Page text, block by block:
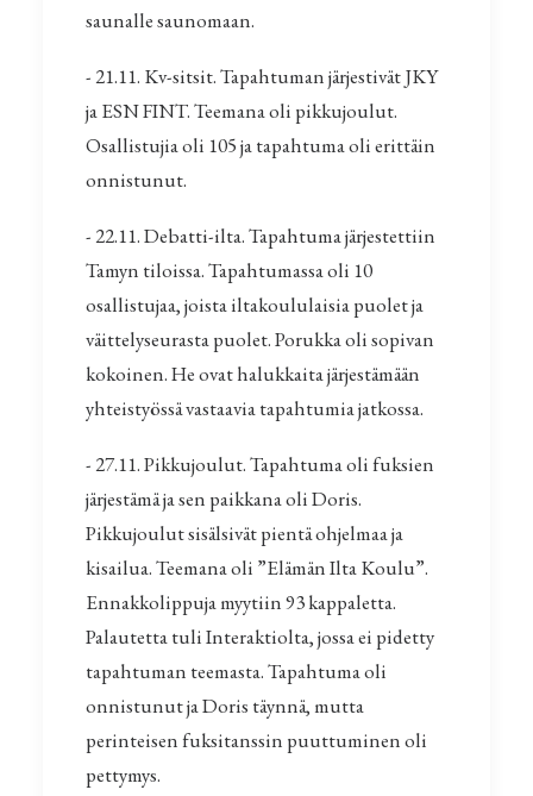
saunalle saunomaan.
- 21.11. Kv-sitsit. Tapahtuman järjestivät JKY
ja ESN FINT. Teemana oli pikkujoulut.
Osallistujia oli 105 ja tapahtuma oli erittäin
onnistunut.
- 22.11. Debatti-ilta. Tapahtuma järjestettiin
Tamyn tiloissa. Tapahtumassa oli 10
osallistujaa, joista iltakoululaisia puolet ja
väittelyseurasta puolet. Porukka oli sopivan
kokoinen. He ovat halukkaita järjestämään
yhteistyössä vastaavia tapahtumia jatkossa.
- 27.11. Pikkujoulut. Tapahtuma oli fuksien
järjestämä ja sen paikkana oli Doris.
Pikkujoulut sisälsivät pientä ohjelmaa ja
kisailua. Teemana oli ”Elämän Ilta Koulu”.
Ennakkolippuja myytiin 93 kappaletta.
Palautetta tuli Interaktiolta, jossa ei pidetty
tapahtuman teemasta. Tapahtuma oli
onnistunut ja Doris täynnä, mutta
perinteisen fuksitanssin puuttuminen oli
pettymys.